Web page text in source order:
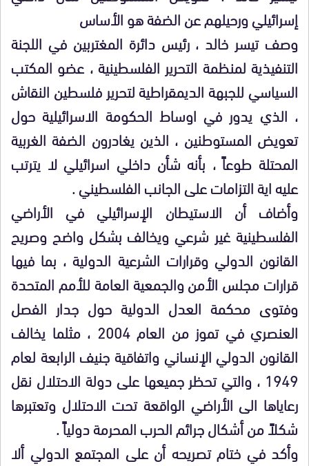
إسرائيلي ورحيلهم عن الضفة هو الأساس
وصف تيسر خالد ، رئيس دائرة المغتربين في اللجنة
التنفيذية لمنظمة التحرير الفلسطينية ، عضو المكتب
السياسي للجبهة الديمقراطية لتحرير فلسطين النقاش
، الذي يدور في اوساط الحكومة الاسرائيلية حول
تعويض المستوطنين ، الذين يغادرون الضفة الغربية
المحتلة طوعاً ، بأنه شأن داخلي اسرائيلي لا يترتب
عليه اية التزامات على الجانب الفلسطيني .
وأضاف أن الاستيطان الإسرائيلي في الأراضي
الفلسطينية غير شرعي ويخالف بشكل واضح وصريح
القانون الدولي وقرارات الشرعية الدولية ، بما فيها
قرارات مجلس الأمن والجمعية العامة للأمم المتحدة
وفتوى محكمة العدل الدولية حول جدار الفصل
العنصري في تموز من العام 2004 ، مثلما يخالف
القانون الدولي الإنساني واتفاقية جنيف الرابعة لعام
1949 ، والتي تحظر جميعها على دولة الاحتلال نقل
رعاياها الى الأراضي الواقعة تحت الاحتلال وتعتبرها
شكلاً من أشكال جرائم الحرب المحرمة دولياً .
وأكد في ختام تصريحه أن على المجتمع الدولي ألا